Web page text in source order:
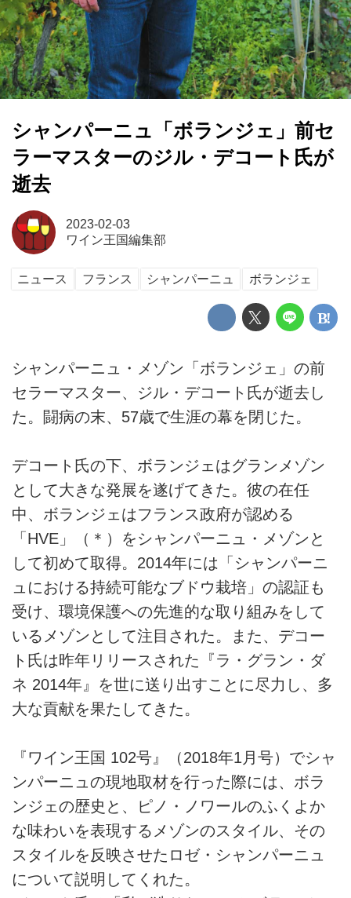
シャンパーニュ「ボランジェ」前セ
ラーマスターのジル・デコート氏が
逝去
2023-02-03
ワイン王国編集部
ニュース フランス シャンパーニュ ボランジェ
シャンパーニュ・メゾン「ボランジェ」の前
セラーマスター、ジル・デコート氏が逝去し
た。闘病の末、57歳で生涯の幕を閉じた。
デコート氏の下、ボランジェはグランメゾン
として大きな発展を遂げてきた。彼の在任
中、ボランジェはフランス政府が認める
「HVE」（＊）をシャンパーニュ・メゾンと
して初めて取得。2014年には「シャンパーニ
ュにおける持続可能なブドウ栽培」の認証も
受け、環境保護への先進的な取り組みをして
いるメゾンとして注目された。また、デコー
ト氏は昨年リリースされた『ラ・グラン・ダ
ネ 2014年』を世に送り出すことに尽力し、多
大な貢献を果たしてきた。
『ワイン王国 102号』（2018年1月号）でシャ
ンパーニュの現地取材を行った際には、ボラ
ンジェの歴史と、ピノ・ノワールのふくよか
な味わいを表現するメゾンのスタイル、その
スタイルを反映させたロゼ・シャンパーニュ
について説明してくれた。